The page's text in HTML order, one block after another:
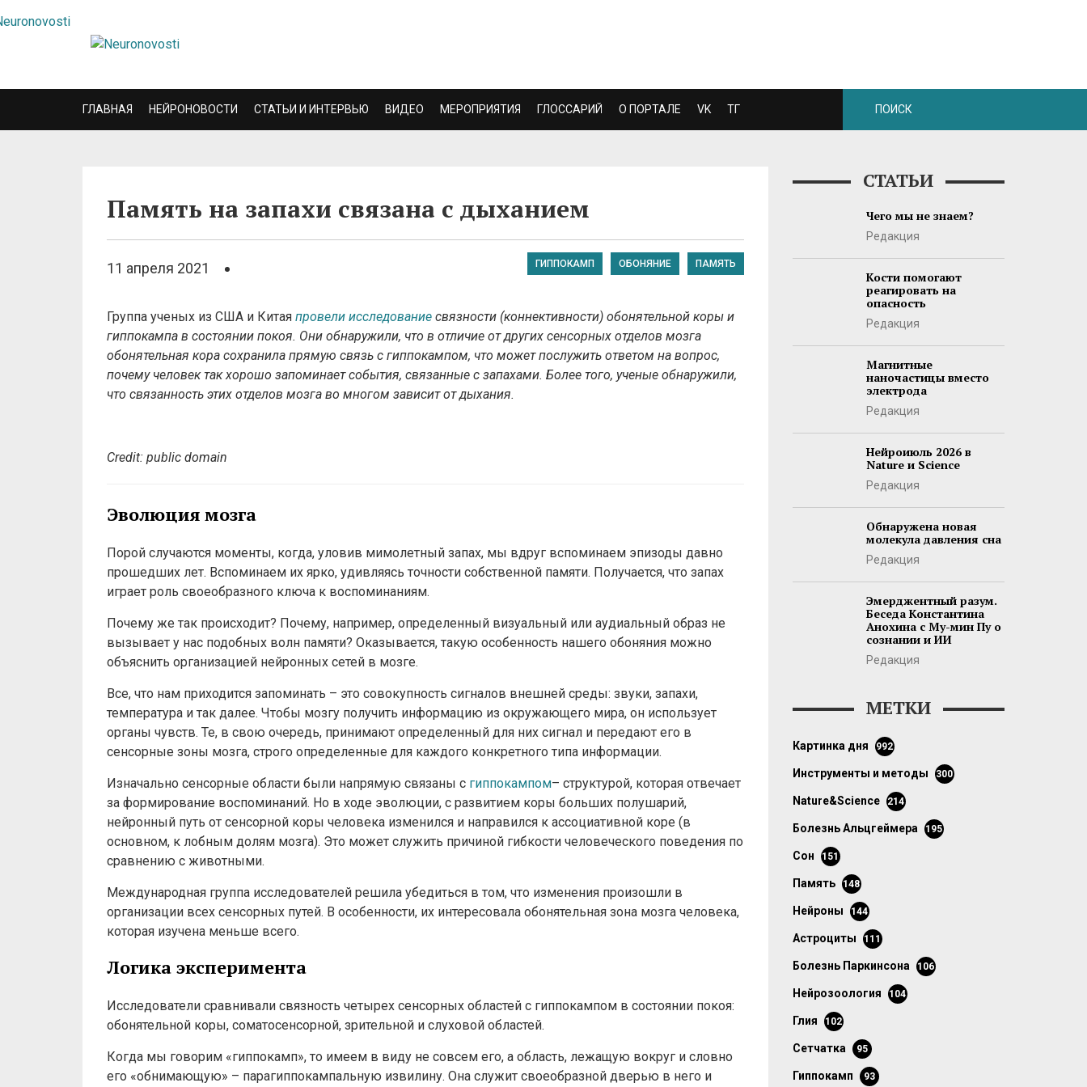
ГЛАВНАЯ НЕЙРОНОВОСТИ СТАТЬИ И ИНТЕРВЬЮ ВИДЕО МЕРОПРИЯТИЯ ГЛОССАРИЙ О ПОРТАЛЕ VK ТГ
Память на запахи связана с дыханием
11 апреля 2021 ГИППОКАМП ОБОНЯНИЕ ПАМЯТЬ
Группа ученых из США и Китая провели исследование связности (коннективности) обонятельной коры и
гиппокампа в состоянии покоя. Они обнаружили, что в отличие от других сенсорных отделов мозга
обонятельная кора сохранила прямую связь с гиппокампом, что может послужить ответом на вопрос,
почему человек так хорошо запоминает события, связанные с запахами. Более того, ученые обнаружили,
что связанность этих отделов мозга во многом зависит от дыхания.
Credit: public domain
Эволюция мозга
Порой случаются моменты, когда, уловив мимолетный запах, мы вдруг вспоминаем эпизоды давно
прошедших лет. Вспоминаем их ярко, удивляясь точности собственной памяти. Получается, что запах
играет роль своеобразного ключа к воспоминаниям.
Почему же так происходит? Почему, например, определенный визуальный или аудиальный образ не
вызывает у нас подобных волн памяти? Оказывается, такую особенность нашего обоняния можно
объяснить организацией нейронных сетей в мозге.
Все, что нам приходится запоминать – это совокупность сигналов внешней среды: звуки, запахи,
температура и так далее. Чтобы мозгу получить информацию из окружающего мира, он использует
органы чувств. Те, в свою очередь, принимают определенный для них сигнал и передают его в
сенсорные зоны мозга, строго определенные для каждого конкретного типа информации.
Изначально сенсорные области были напрямую связаны с гиппокампом– структурой, которая отвечает
за формирование воспоминаний. Но в ходе эволюции, с развитием коры больших полушарий,
нейронный путь от сенсорной коры человека изменился и направился к ассоциативной коре (в
основном, к лобным долям мозга). Это может служить причиной гибкости человеческого поведения по
сравнению с животными.
Международная группа исследователей решила убедиться в том, что изменения произошли в
организации всех сенсорных путей. В особенности, их интересовала обонятельная зона мозга человека,
которая изучена меньше всего.
Логика эксперимента
Исследователи сравнивали связность четырех сенсорных областей с гиппокампом в состоянии покоя:
обонятельной коры, соматосенсорной, зрительной и слуховой областей.
Когда мы говорим «гиппокамп», то имеем в виду не совсем его, а область, лежащую вокруг и словно
его «обнимающую» – парагиппокампальную извилину. Она служит своеобразной дверью в него и
СТАТЬИ
Чего мы не знаем?
Редакция
Кости помогают
реагировать на
опасность
Редакция
Магнитные
наночастицы вместо
электрода
Редакция
Нейроиюль 2026 в
Nature и Science
Редакция
Обнаружена новая
молекула давления сна
Редакция
Эмерджентный разум.
Беседа Константина
Анохина с Му-мин Пу о
сознании и ИИ
Редакция
МЕТКИ
картинка дня 992
инструменты и методы 300
Nature&Science 214
болезнь Альцгеймера 195
сон 151
память 148
нейроны 144
астроциты 111
болезнь Паркинсона 106
нейрозоология 104
глия 102
сетчатка 95
гиппокамп 93